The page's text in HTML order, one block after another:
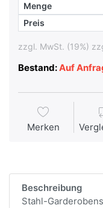
Menge
Preis
zzgl. MwSt. (19%)
Bestand:Auf
Merken
Beschreibung
Stahl-